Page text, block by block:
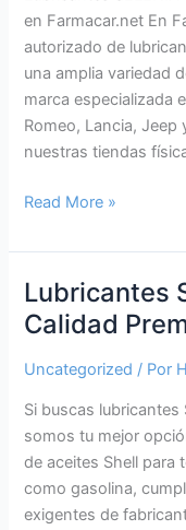
en Farmacar.net En
autorizado de
una amplia variedad
marca especializada
Romeo, Lancia,
nuestras tiendas
Lubricantes
en
Canarias:
calidad
original
para
motor,
al
mejor
precio
en
Read More »
Lubricantes
Calidad
Uncategorized / Por
Si buscas lubricantes
somos tu mejor
de aceites Shell para
como gasolina,
exigentes de